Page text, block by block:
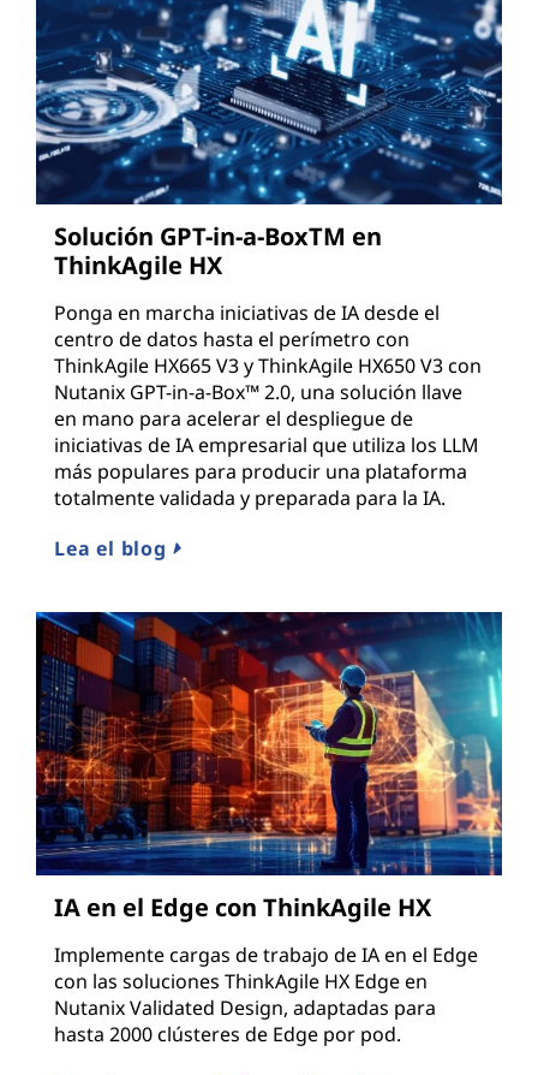
Solución GPT-in-a-BoxTM en
ThinkAgile HX
Ponga en marcha iniciativas de IA desde el
centro de datos hasta el perímetro con
ThinkAgile HX665 V3 y ThinkAgile HX650 V3 con
Nutanix GPT-in-a-Box™ 2.0, una solución llave
en mano para acelerar el despliegue de
iniciativas de IA empresarial que utiliza los LLM
más populares para producir una plataforma
totalmente validada y preparada para la IA.
Lea el blog
IA en el Edge con ThinkAgile HX
Implemente cargas de trabajo de IA en el Edge
con las soluciones ThinkAgile HX Edge en
Nutanix Validated Design, adaptadas para
hasta 2000 clústeres de Edge por pod.